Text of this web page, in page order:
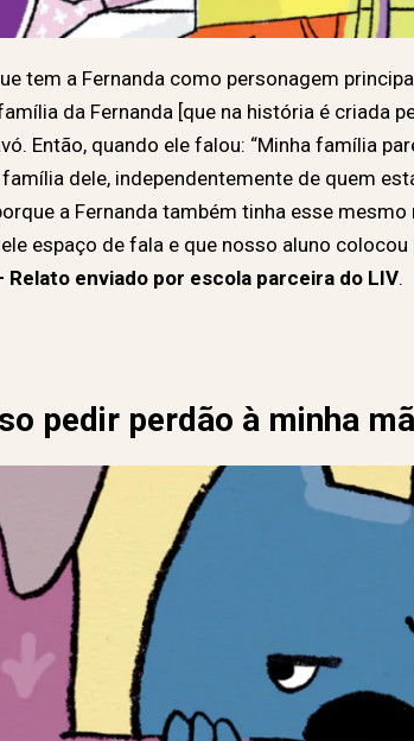
tem a Fernanda como personagem
da Fernanda [que na história é criada
Então, quando ele falou: “Minha família
dele, independentemente de quem
a Fernanda também tinha esse
espaço de fala e que nosso aluno
Relato enviado por escola parceira do LIV.
pedir perdão à minha